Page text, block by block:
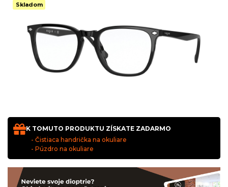
Skladom
K TOMUTO PRODUKTU ZÍSKATE ZADARMO
- Čistiaca handrička na okuliare
- Púzdro na okuliare